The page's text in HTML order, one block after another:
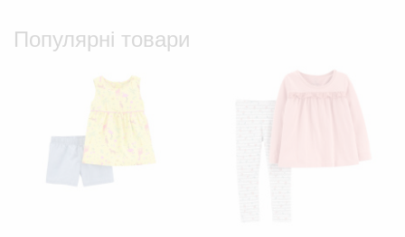
Популярні товари